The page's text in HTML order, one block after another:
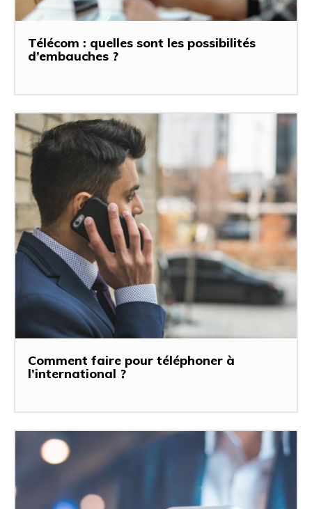
Télécom : quelles sont les possibilités
d’embauches ?
Comment faire pour téléphoner à
l’international ?